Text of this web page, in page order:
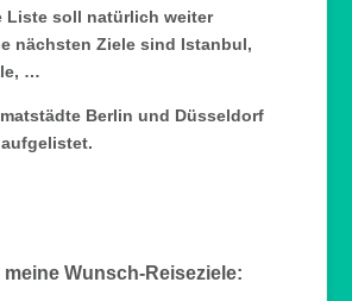
Liste soll natürlich weiter
nächsten Ziele sind Istanbul,
…
Berlin und Düsseldorf
Wunsch-Reiseziele: